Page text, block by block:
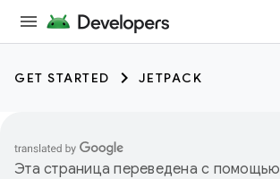
GET STARTED JETPACK
Эта страница переведена с помощью